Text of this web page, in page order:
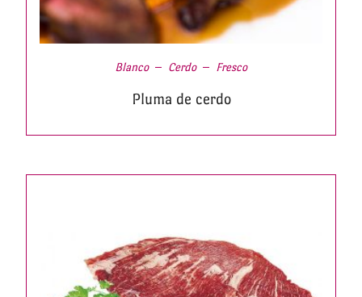
Blanco Cerdo Fresco
Pluma de cerdo